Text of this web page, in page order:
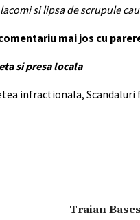
si lipsa de scrupule
mai jos cu
si presa locala
infractionala, Scandaluri
Traian